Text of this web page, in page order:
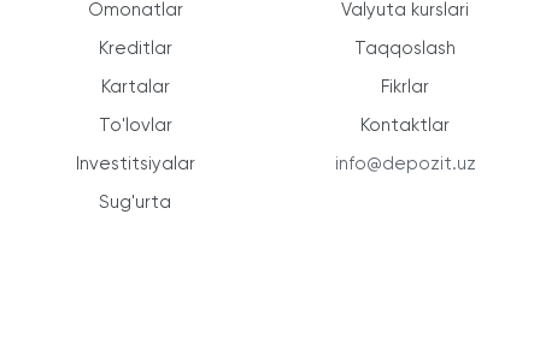
Omonatlar
Kreditlar
Kartalar
To'lovlar
Investitsiyalar
Sug'urta
Valyuta kurslari
Taqqoslash
Fikrlar
Kontaktlar
info@depozit.uz